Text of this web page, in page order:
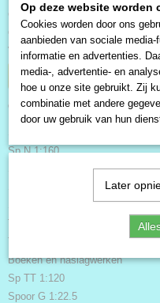
Contact
Over ons
Voorwaarden
Herroeping
Categorieën
Sp N 1:160
Schade dozen, zonder doos, of
Tweedehands H0 1:87
Tweedehands Spoor N 1:160
Boeken en naslagwerken
Sp TT 1:120
Spoor G 1:22.5
Op deze website worden
Cookies worden door ons
aanbieden van sociale
informatie en advertenties.
media-, advertentie- en
hoe u onze site gebruikt. Zij
combinatie met andere
door uw gebruik van hun
Later